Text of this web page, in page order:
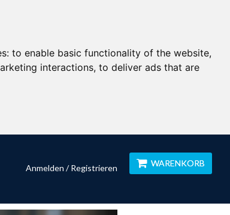
to enable basic functionality of the website,
interactions, to deliver ads that are
Anmelden / Registrieren WARENKORB